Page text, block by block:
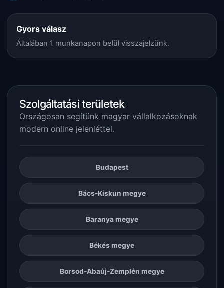
Gyors válasz
Általában 1 munkanapon belül visszajelzünk.
Szolgáltatási területek
Országosan segítünk magyar vállalkozásoknak
modern online jelenléttel.
Budapest
Bács-Kiskun megye
Baranya megye
Békés megye
Borsod-Abaúj-Zemplén megye